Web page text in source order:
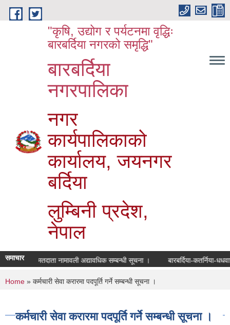
Skip to main content
"कृषि, उद्योग र पर्यटनमा वृद्धिः
बारबर्दिया नगरको समृद्धि"
बारबर्दिया
नगरपालिका
नगर
कार्यपालिकाको
कार्यालय, जयनगर
बर्दिया
लुम्बिनी प्रदेश,
नेपाल
समाचार मतदाता नामावली अद्यावधिक सम्बन्धी सूचना । बारबर्दिया-कतर्निया-
You are here
Home » कर्मचारी सेवा करारमा पदपूर्ति गर्ने सम्बन्धी सूचना ।
कर्मचारी सेवा करारमा पदपूर्ति गर्ने सम्बन्धी सूचना ।